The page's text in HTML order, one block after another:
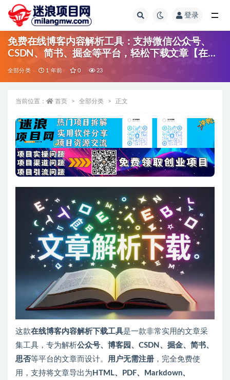
登录
免费在线博客内容解析工具：支持微信公众号、
CSDN、简书、掘金等平台，轻松下载文章【在线
工具】
全部分类 1 年前 0 23
当前位置： 首页 全部分类 正文
这款在线博客内容解析下载工具是一款非常实用的文章采
集工具，专为解析公众号、博客园、CSDN、掘金、简书、
思否等平台的文章而设计。 用户无需注册 ，完全免费使
用，支持将文章导出为 HTML、PDF、Markdown、
全部